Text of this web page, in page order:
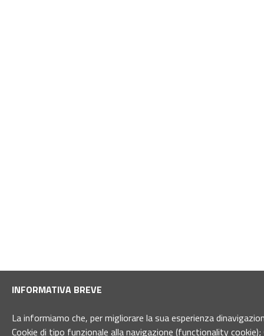
INFORMATIVA BREVE
La informiamo che, per migliorare la sua esperienza
Cookie di tipo funzionale alla navigazione (functionality